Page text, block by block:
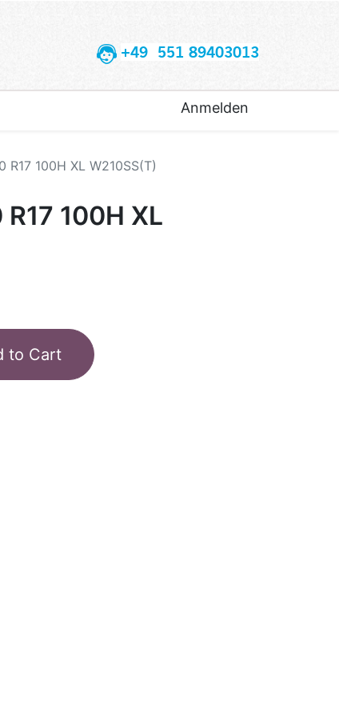
+49 551 89403013
Anmelden
R17 100H XL W210SS(T)
100H XL
to Cart